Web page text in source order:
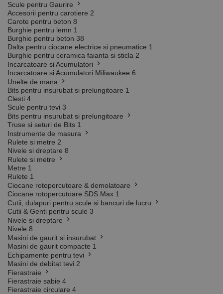
Scule pentru Gaurire
Accesorii pentru carotiere 2
Carote pentru beton 8
Burghie pentru lemn 1
Burghie pentru beton 38
Dalta pentru ciocane electrice si pneumatice 1
Burghie pentru ceramica faianta si sticla 2
Incarcatoare si Acumulatori
Incarcatoare si Acumulatori Miliwaukee 6
Unelte de mana
Bits pentru insurubat si prelungitoare 1
Clesti 4
Scule pentru tevi 3
Bits pentru insurubat si prelungitoare
Truse si seturi de Bits 1
Instrumente de masura
Rulete si metre 2
Nivele si dreptare 8
Rulete si metre
Metre 1
Rulete 1
Ciocane rotopercutoare & demolatoare
Ciocane rotopercutoare SDS Max 1
Cutii, dulapuri pentru scule si bancuri de lucru
Cutii & Genti pentru scule 3
Nivele si dreptare
Nivele 8
Masini de gaurit si insurubat
Masini de gaurit compacte 1
Echipamente pentru tevi
Masini de debitat tevi 2
Fierastraie
Fierastraie sabie 4
Fierastraie circulare 4